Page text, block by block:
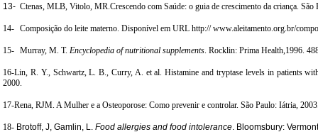
13- Ctenas, MLB, Vitolo, MR.Crescendo com Saúde: o guia de crescimento da criança.
14- Composição do leite materno. Disponível em URL http:// www.aleitamento.org.br/
15- Murray, M. T. Encyclopedia of nutritional supplements . Rocklin: Prima Health,1996.
16-Lin, R. Y., Schwartz, L. B., Curry, A. et al. Histamine and tryptase levels in patients
2000.
17-Rena, RJM. A Mulher e a Osteoporose: Como prevenir e controlar. São Paulo: Iátria,
18- Brotoff, J, Gamlin, L. Food allergies and food intolerance . Bloomsbury: